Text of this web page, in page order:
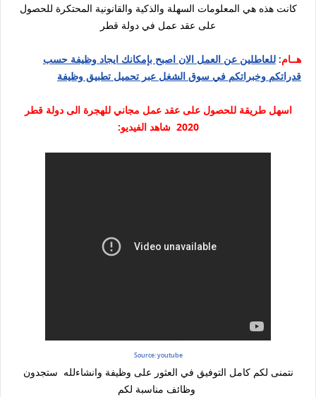
كانت هذه هي المعلومات السهلة والذكية والقانونية المحتكرة للحصول
على عقد عمل في دولة قطر
هــام: للعاطلين عن العمل الان اصبح بإمكانك ايجاد وظيفة حسب
قدراتكم وخبراتكم في سوق الشغل عبر تحميل تطبيق وظيفة
اسهل طريقة للحصول على عقد عمل مجاني للهجرة الى دولة قطر
2020 شاهد الفيديو:
Source: youtube
نتمنى لكم كامل التوفيق في العثور على وظيفة وانشاءلله ستجدون